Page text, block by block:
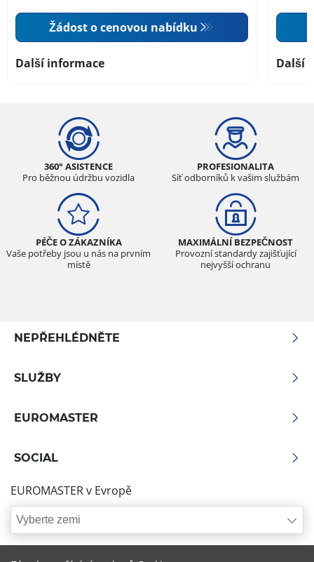
Žádost o cenovou nabídku
Další informace Další
360° ASISTENCE
Pro běžnou údržbu vozidla
PROFESIONALITA
Síť odborníků k vašim službám
PÉČE O ZÁKAZNÍKA
Vaše potřeby jsou u nás na prvním
místě
MAXIMÁLNÍ BEZPEČNOST
Provozní standardy zajišťující
nejvyšší ochranu
NEPŘEHLÉDNĚTE
SLUŽBY
EUROMASTER
SOCIAL
EUROMASTER v Evropě
Vyberte zemi